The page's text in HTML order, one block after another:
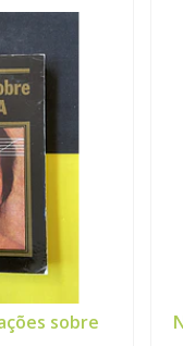
sobre